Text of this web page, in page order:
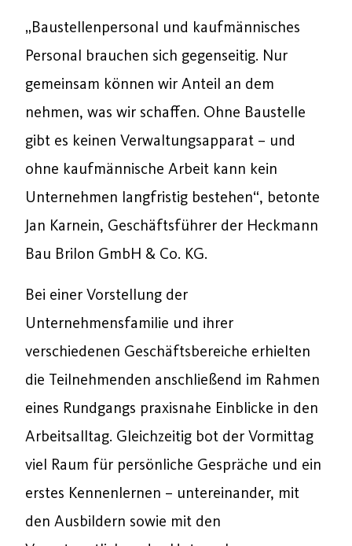
„Baustellenpersonal und kaufmännisches
Personal brauchen sich gegenseitig. Nur
gemeinsam können wir Anteil an dem
nehmen, was wir schaffen. Ohne Baustelle
gibt es keinen Verwaltungsapparat – und
ohne kaufmännische Arbeit kann kein
Unternehmen langfristig bestehen“, betonte
Jan Karnein, Geschäftsführer der Heckmann
Bau Brilon GmbH & Co. KG.
Bei einer Vorstellung der
Unternehmensfamilie und ihrer
verschiedenen Geschäftsbereiche erhielten
die Teilnehmenden anschließend im Rahmen
eines Rundgangs praxisnahe Einblicke in den
Arbeitsalltag. Gleichzeitig bot der Vormittag
viel Raum für persönliche Gespräche und ein
erstes Kennenlernen – untereinander, mit
den Ausbildern sowie mit den